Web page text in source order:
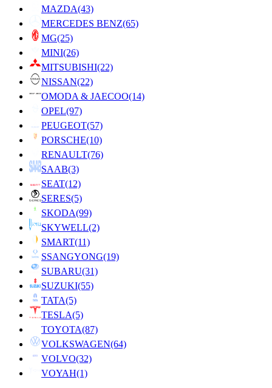
MAZDA(43)
MERCEDES BENZ(65)
MG(25)
MINI(26)
MITSUBISHI(22)
NISSAN(22)
OMODA & JAECOO(14)
OPEL(97)
PEUGEOT(57)
PORSCHE(10)
RENAULT(76)
SAAB(3)
SEAT(12)
SERES(5)
SKODA(99)
SKYWELL(2)
SMART(11)
SSANGYONG(19)
SUBARU(31)
SUZUKI(55)
TATA(5)
TESLA(5)
TOYOTA(87)
VOLKSWAGEN(64)
VOLVO(32)
VOYAH(1)